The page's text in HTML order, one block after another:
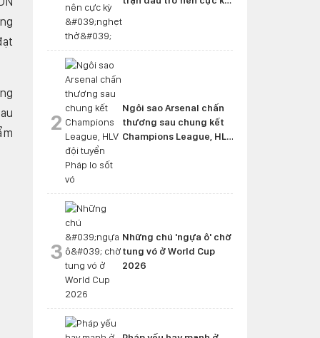
2
Ngôi sao Arsenal chấn
thương sau chung kết
Champions League, HLV
3
Những chú 'ngựa ô' chờ
tung vó ở World Cup
2026